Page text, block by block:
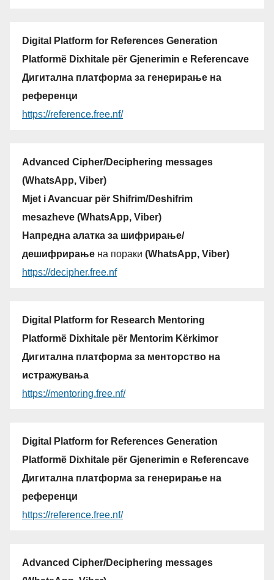
Digital Platform for References Generation
Platformë Dixhitale për Gjenerimin e Referencave
Дигитална платформа за генерирање на
референци
https://reference.free.nf/
Advanced Cipher/Deciphering messages
(WhatsApp, Viber)
Mjet i Avancuar për Shifrim/Deshifrim
mesazheve (WhatsApp, Viber)
Напредна алатка за шифрирање/
дешифрирање на пораки (WhatsApp, Viber)
https://decipher.free.nf
Digital Platform for Research Mentoring
Platformë Dixhitale për Mentorim Kërkimor
Дигитална платформа за менторство на
истражувања
https://mentoring.free.nf/
Digital Platform for References Generation
Platformë Dixhitale për Gjenerimin e Referencave
Дигитална платформа за генерирање на
референци
https://reference.free.nf/
Advanced Cipher/Deciphering messages